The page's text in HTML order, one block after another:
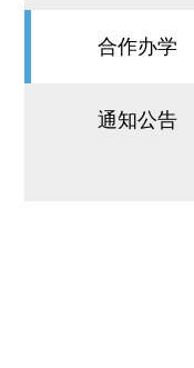
合作办学
通知公告